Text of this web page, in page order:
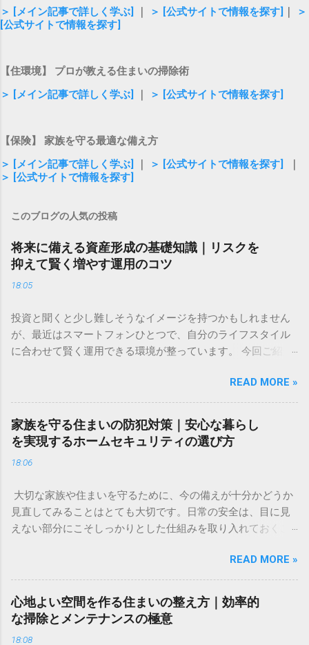
＞ [メイン記事で詳しく学ぶ]
＞ [公式サイトで情報を探す]
＞
[公式サイトで情報を探す]
【住環境】 プロが教える住まいの掃除術
＞ [メイン記事で詳しく学ぶ]
＞ [公式サイトで情報を探す]
【保険】 家族を守る最適な備え方
＞ [メイン記事で詳しく学ぶ]
＞ [公式サイトで情報を探す]
＞ [公式サイトで情報を探す]
このブログの人気の投稿
将来に備える資産形成の基礎知識｜リスクを
抑えて賢く増やす運用のコツ
18:05
投資と聞くと少し難しそうなイメージを持つかもしれません
が、最近はスマートフォンひとつで、自分のライフスタイル
に合わせて賢く運用できる環境が整っています。 今回ご紹介
とつのアプリで管理できる新しいツールです。直感的な操作
感と、取引手数料が無料という気軽さが特徴で、投資のタイ
ミングを逃したくない方や、これから新しい挑戦を始めたい
方に適した選択肢といえるでしょう。 ✅ [投資の新しい形を詳
しく見る] ✅ 「将来のために何かしたほうがいいのはわかって
いるけれど、何から始めればいいのかわからない」「今の生
焦りを感じることはありませんか？ 多くの人が一度は頭を悩
ませる「お金」の問題。特に、将来の生活資金やライフイベ
ントに備えるための資産形成は、早い段階から少しずつ取り
しく考えがちな資産形成について、初心者の方でも安心して
取り組める基本的な考え方と、リスクを抑えて賢く資産を守
り、育てるためのコツをわかりやすく解説します。特別な知
識がなくても、今日からできる一歩を一緒に整理していきま
READ MORE »
家族を守る住まいの防犯対策｜安心な暮らし
を実現するホームセキュリティの選び方
18:06
大切な家族や住まいを守るために、今の備えが十分かどうか
見直してみることはとても大切です。日常の安全は、目に見
えない部分にこそしっかりとした仕組みを取り入れておくこ
キュリティについて「自分たちでできる対策」と「プロの
力」を組み合わせることで、より強固な暮らしの基盤を作る
方法をご紹介します。今の生活環境に合わせた、無理のない
防犯対策を検討してみてはいかがでしょうか。 ✅ [住まいの安
心をサポートする詳細はこちらから確認できます] ✅ 「最近、
READ MORE »
心地よい空間を作る住まいの整え方｜効率的
な掃除とメンテナンスの極意
18:08